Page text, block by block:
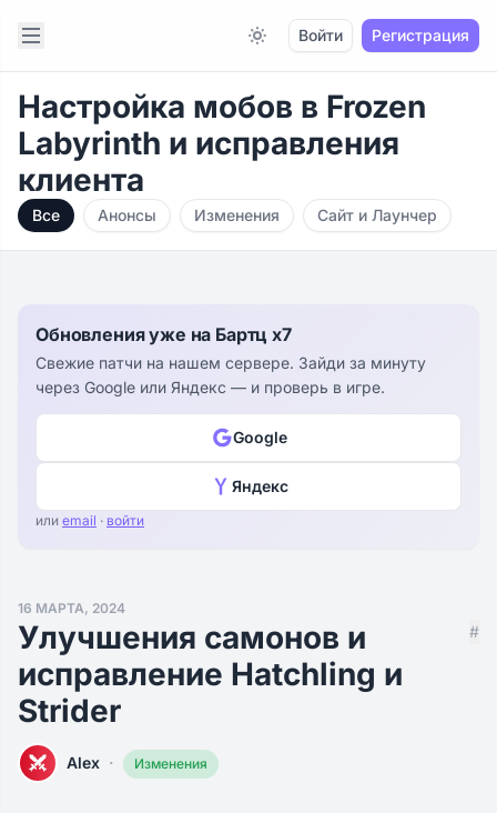
Open sidebar
Switch to light / dark version
Войти Регистрация
Настройка мобов в Frozen
Labyrinth и исправления
клиента
Все Анонсы Изменения Сайт и Лаунчер
Обновления уже на Бартц x7
Свежие патчи на нашем сервере. Зайди за минуту
через Google или Яндекс — и проверь в игре.
Google
Яндекс
или email · войти
16 МАРТА, 2024
Улучшения самонов и
исправление Hatchling и
Strider
#
Alex · Изменения